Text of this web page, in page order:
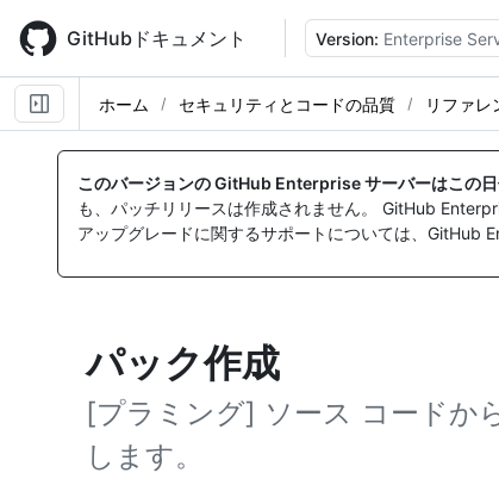
main
content
GitHubドキュメント Version: Enterprise
ホーム セキュリティとコードの品質 リファレ
このバージョンの GitHub Enterprise サーバーはこの
も、パッチリリースは作成されません。 GitHub
アップグレードに関するサポートについては、GitHub
パック作成
[プラミング] ソース コードか
します。